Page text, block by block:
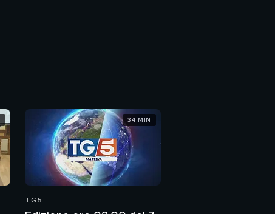
TG5
34 MIN